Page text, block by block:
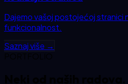
Dajemo vašoj postojećoj stranici
funkcionalnost.
Saznaj više →